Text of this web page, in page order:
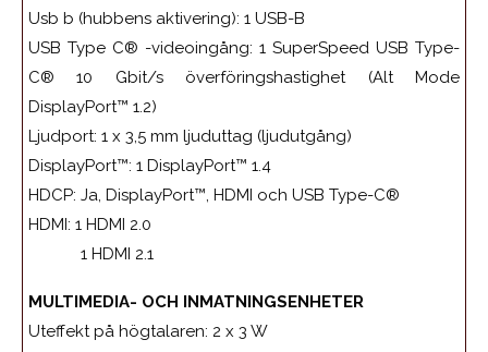
Usb b (hubbens aktivering): 1 USB-B
USB Type C® -videoingång: 1 SuperSpeed USB Type-
C® 10 Gbit/s överföringshastighet (Alt Mode
DisplayPort™ 1.2)
Ljudport: 1 x 3,5 mm ljuduttag (ljudutgång)
DisplayPort™: 1 DisplayPort™ 1.4
HDCP: Ja, DisplayPort™, HDMI och USB Type-C®
HDMI: 1 HDMI 2.0
1 HDMI 2.1
MULTIMEDIA- OCH INMATNINGSENHETER
Uteffekt på högtalaren: 2 x 3 W